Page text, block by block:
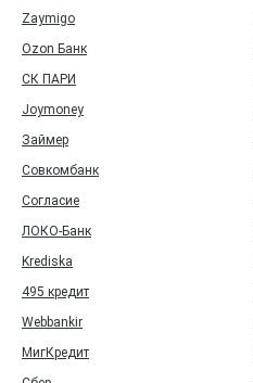
Zaymigo
Ozon Банк
СК ПАРИ
Joymoney
Займер
Совкомбанк
Согласие
ЛОКО-Банк
Krediska
495 кредит
Webbankir
МигКредит